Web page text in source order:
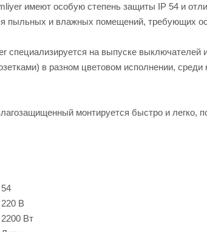
имеют особую степень защиты IP 54 и
пыльных и влажных помещений, требующих
специализируется на выпуске выключателей
в разном цветовом исполнении,
монтируется быстро и легко,
54
220 В
2200 Вт